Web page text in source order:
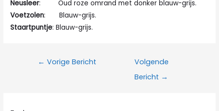
Neusleer: Oud roze omrand met donker blauw-grijs.
Voetzolen: Blauw-grijs.
Staartpuntje: Blauw-grijs.
Bericht
← Vorige Bericht
Volgende
Bericht →